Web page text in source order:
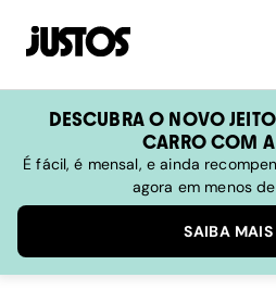
DESCUBRA O NOVO
CARRO COM A
É fácil, é mensal, e ainda
agora em menos
SAIBA MAIS